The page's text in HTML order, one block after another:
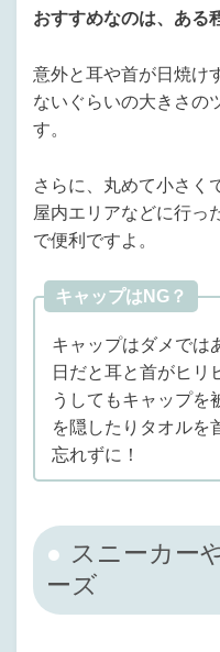
おすすめなのは、ある
意外と耳や首が日焼け
ないぐらいの大きさの
す。
さらに、丸めて小さく
屋内エリアなどに行っ
で便利ですよ。
キャップはNG？
キャップはダメでは
日だと耳と首がヒリ
うしてもキャップを
を隠したりタオルを
忘れずに！
スニーカー
ーズ